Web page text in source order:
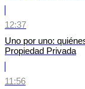
12:37
Uno por uno:
Propiedad Privada
11:56